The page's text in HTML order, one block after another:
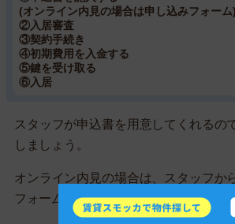
(オンライン内見の場合は申し込みフォーム)
②入居審査
③契約手続き
④初期費用を入金する
⑤鍵を受け取る
⑥入居
スタッフが申込書を用意してくれるの
しましょう。
オンライン内見の場合は、スタッフか
フォームに入力します。